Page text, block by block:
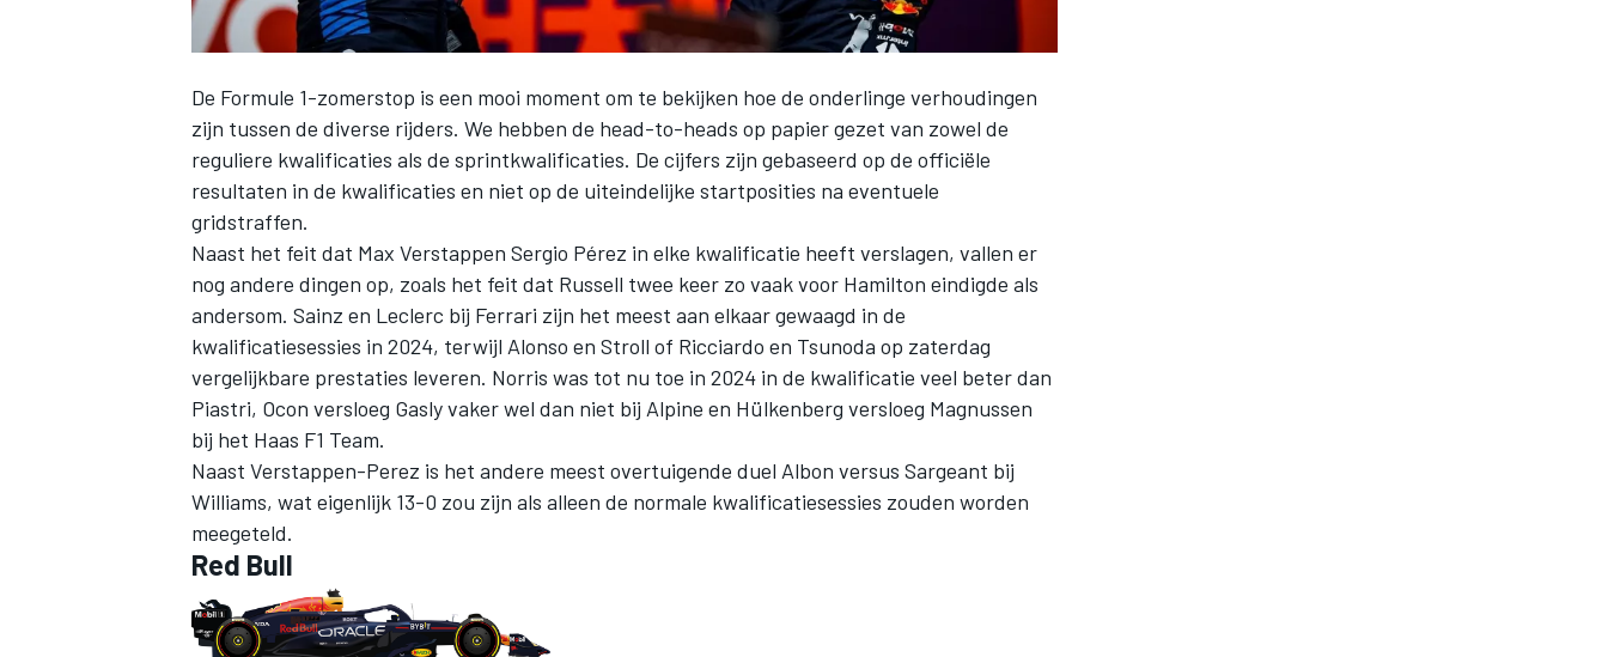
WEC DTM
De Formule 1-zomerstop is een mooi moment om te bekijken hoe de onderlinge verhoudingen
zijn tussen de diverse rijders. We hebben de head-to-heads op papier gezet van zowel de
reguliere kwalificaties als de sprintkwalificaties. De cijfers zijn gebaseerd op de officiële
resultaten in de kwalificaties en niet op de uiteindelijke startposities na eventuele
gridstraffen.
Naast het feit dat Max Verstappen Sergio Pérez in elke kwalificatie heeft verslagen, vallen er
nog andere dingen op, zoals het feit dat Russell twee keer zo vaak voor Hamilton eindigde als
andersom. Sainz en Leclerc bij Ferrari zijn het meest aan elkaar gewaagd in de
kwalificatiesessies in 2024, terwijl Alonso en Stroll of Ricciardo en Tsunoda op zaterdag
vergelijkbare prestaties leveren. Norris was tot nu toe in 2024 in de kwalificatie veel beter dan
Piastri, Ocon versloeg Gasly vaker wel dan niet bij Alpine en Hülkenberg versloeg Magnussen
bij het Haas F1 Team.
Naast Verstappen-Perez is het andere meest overtuigende duel Albon versus Sargeant bij
Williams, wat eigenlijk 13-0 zou zijn als alleen de normale kwalificatiesessies zouden worden
meegeteld.
Red Bull